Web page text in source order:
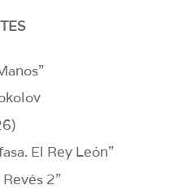
El Rey León”
2”